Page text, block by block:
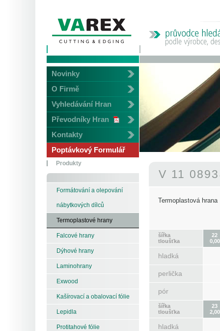
Novinky
O Firmě
Vyhledávání Hran
Převodníky Hran
Kontakty
Poptávkový Formulář
Produkty
Formátování a olepování
nábytkových dílců
Termoplastové hrany
Falcové hrany
Dýhové hrany
Laminohrany
Exwood
Kašírovací a obalovací fólie
Lepidla
Protitahové fólie
V 11
Termoplastová hrana
šířka
tloušťka
22
0,00
hladká
perlička
pór
šířka
tloušťka
23
2,00
hladká